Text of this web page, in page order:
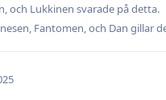
, och Lukkinen svarade på detta.
, Fantomen, och Dan gillar